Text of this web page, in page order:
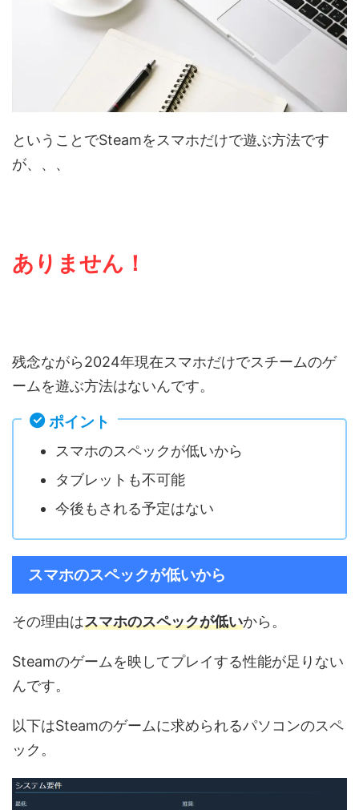
ということでSteamをスマホだけで遊ぶ方法です
が、、、
ありません！
残念ながら2024年現在スマホだけでスチームのゲ
ームを遊ぶ方法はないんです。
ポイント
スマホのスペックが低いから
タブレットも不可能
今後もされる予定はない
スマホのスペックが低いから
その理由はスマホのスペックが低いから。
Steamのゲームを映してプレイする性能が足りない
んです。
以下はSteamのゲームに求められるパソコンのスペ
ック。